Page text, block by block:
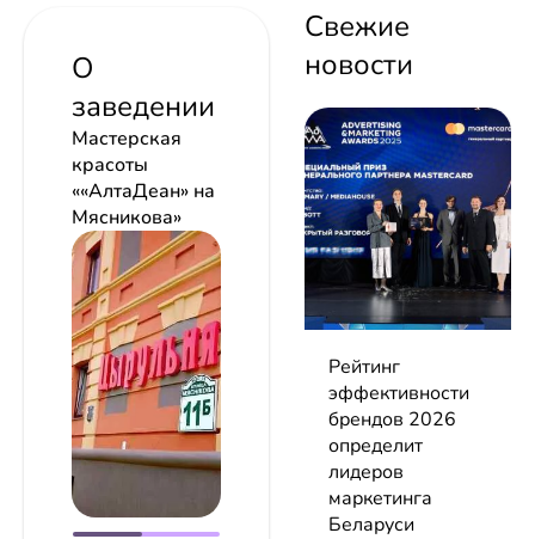
О
заведении
Мастерская
красоты
««АлтаДеан» на
Мясникова»
Свежие
новости
Рейтинг
эффективности
брендов 2026
определит
лидеров
маркетинга
Беларуси